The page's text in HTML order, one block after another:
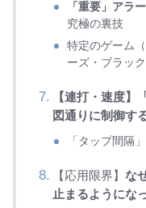
「重要」アラ
究極の裏技
特定のゲーム
ーズ・ブラッ
【連打・速度】
図通りに制御す
「タップ間隔
【応用限界】 な
止まるようにな